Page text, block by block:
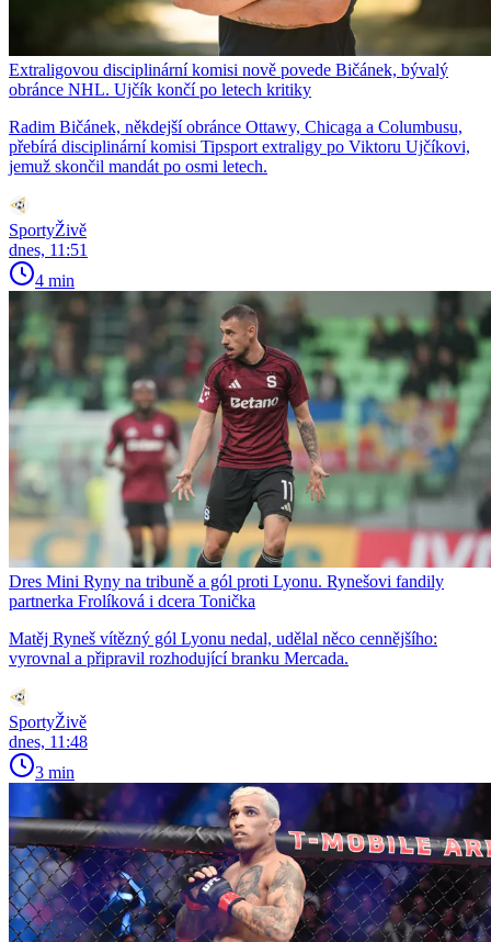
Extraligovou disciplinární komisi nově povede Bičánek, bývalý
obránce NHL. Ujčík končí po letech kritiky
Radim Bičánek, někdejší obránce Ottawy, Chicaga a Columbusu,
přebírá disciplinární komisi Tipsport extraligy po Viktoru Ujčíkovi,
jemuž skončil mandát po osmi letech.
SportyŽivě
dnes, 11:51
4 min
Dres Mini Ryny na tribuně a gól proti Lyonu. Rynešovi fandily
partnerka Frolíková i dcera Tonička
Matěj Ryneš vítězný gól Lyonu nedal, udělal něco cennějšího:
vyrovnal a připravil rozhodující branku Mercada.
SportyŽivě
dnes, 11:48
3 min